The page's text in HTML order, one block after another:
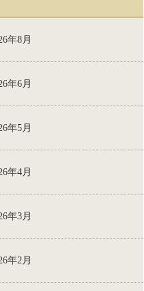
年8月
年6月
年5月
年4月
年3月
年2月